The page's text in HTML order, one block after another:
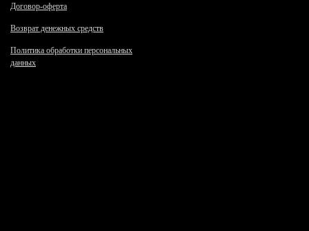
Договор-оферта
Возврат денежных средств
Политика обработки персональных
данных